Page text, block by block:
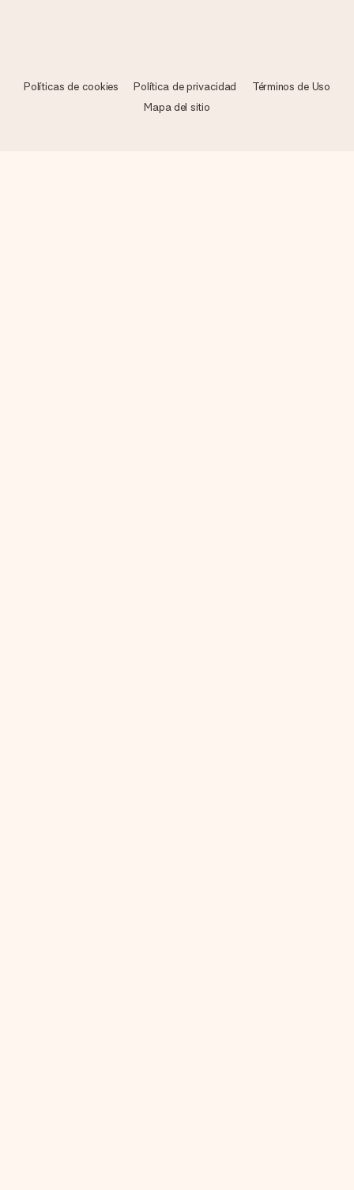
Políticas de cookies Política de privacidad
Términos de Uso
Mapa del sitio